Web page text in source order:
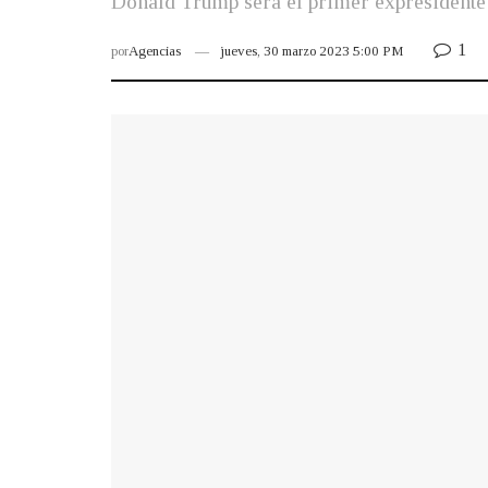
porAgencias jueves, 30 marzo 2023 5:00 PM 1